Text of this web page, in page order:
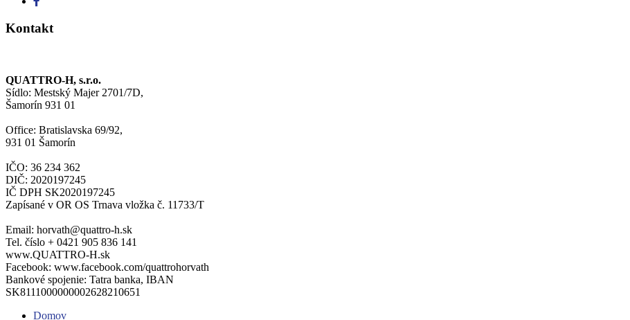
Kontakt
QUATTRO-H, s.r.o.
Sídlo: Mestský Majer 2701/7D,
Šamorín 931 01
Office: Bratislavska 69/92,
931 01 Šamorín
IČO: 36 234 362
DIČ: 2020197245
IČ DPH SK2020197245
Zapísané v OR OS Trnava vložka č. 11733/T
Email: horvath@quattro-h.sk
Tel. číslo + 0421 905 836 141
www.QUATTRO-H.sk
Facebook: www.facebook.com/quattrohorvath
Bankové spojenie: Tatra banka, IBAN
SK8111000000002628210651
Domov